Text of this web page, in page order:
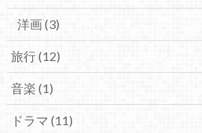
洋画(3)
旅行(12)
音楽 (1)
ドラマ (11)